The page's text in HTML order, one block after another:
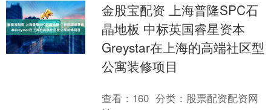
金股宝配资 上海普隆SPC石
晶地板 中标英国睿星资本
Greystar在上海的高端社区型
公寓装修项目
查看： 160 分类： 股票配资配资网